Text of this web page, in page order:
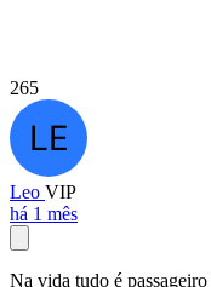
265
Leo VIP
há 1 mês
Na vida tudo é passageiro